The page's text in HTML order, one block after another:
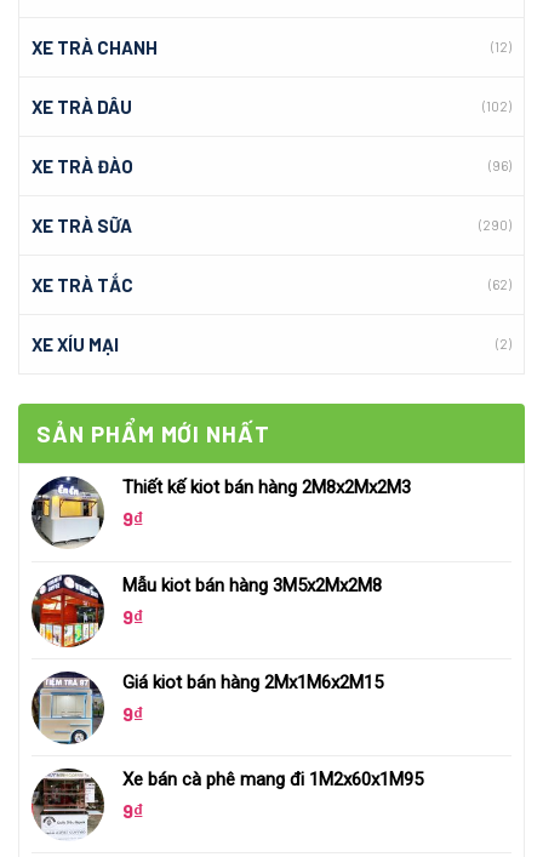
XE TRÀ CHANH (12)
XE TRÀ DÂU (102)
XE TRÀ ĐÀO (96)
XE TRÀ SỮA (290)
XE TRÀ TẮC (62)
XE XÍU MẠI (2)
SẢN PHẨM MỚI NHẤT
Thiết kế kiot bán hàng 2M8x2Mx2M3
9₫
Mẫu kiot bán hàng 3M5x2Mx2M8
9₫
Giá kiot bán hàng 2Mx1M6x2M15
9₫
Xe bán cà phê mang đi 1M2x60x1M95
9₫